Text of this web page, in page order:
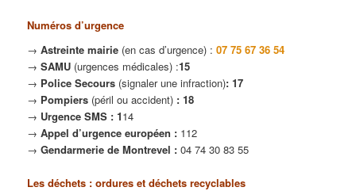
Numéros d’urgence
→Astreinte mairie (en cas d’urgence) :07 75 67 36 54
→SAMU (urgences médicales) :15
→ Police Secours (signaler une infraction): 17
→ Pompiers (péril ou accident) : 18
→ Urgence SMS : 114
→Appel d’urgence européen : 112
→Gendarmerie de Montrevel : 04 74 30 83 55
Les déchets : ordures et déchets recyclables